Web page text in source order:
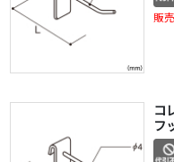
販
コ
フ